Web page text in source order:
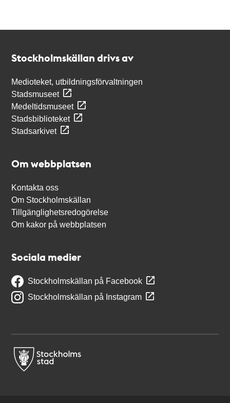
Stockholmskällan drivs av
Medioteket, utbildningsförvaltningen
Stadsmuseet
Medeltidsmuseet
Stadsbiblioteket
Stadsarkivet
Om webbplatsen
Kontakta oss
Om Stockholmskällan
Tillgänglighetsredogörelse
Om kakor på webbplatsen
Sociala medier
Stockholmskällan på Facebook
Stockholmskällan på Instagram